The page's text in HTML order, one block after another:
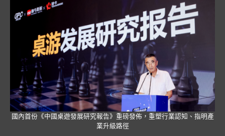
國內首份《中國桌遊發展研究報告》重磅發佈，重塑行業認知、指明產
業升級路徑